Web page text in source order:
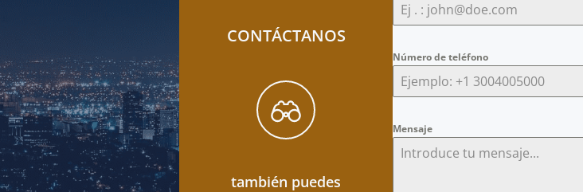
CONTÁCTANOS
también puedes
Número de teléfono
Mensaje